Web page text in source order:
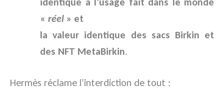
« réel » et
la valeur identique des sacs Birkin et
des NFT MetaBirkin.
Hermès réclame l’interdiction de tout :